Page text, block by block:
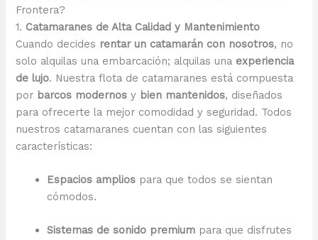
Frontera?
1. Catamaranes de Alta Calidad y Mantenimiento
Cuando decides rentar un catamarán con nosotros, no
solo alquilas una embarcación; alquilas una experiencia
de lujo. Nuestra flota de catamaranes está compuesta
por barcos modernos y bien mantenidos, diseñados
para ofrecerte la mejor comodidad y seguridad. Todos
nuestros catamaranes cuentan con las siguientes
características:
Espacios amplios para que todos se sientan
cómodos.
Sistemas de sonido premium para que disfrutes